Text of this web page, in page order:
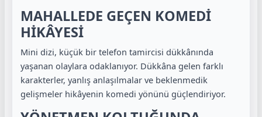
MAHALLEDE GEÇEN KOMEDİ
HİKÂYESİ
Mini dizi, küçük bir telefon tamircisi dükkânında
yaşanan olaylara odaklanıyor. Dükkâna gelen farklı
karakterler, yanlış anlaşılmalar ve beklenmedik
gelişmeler hikâyenin komedi yönünü güçlendiriyor.